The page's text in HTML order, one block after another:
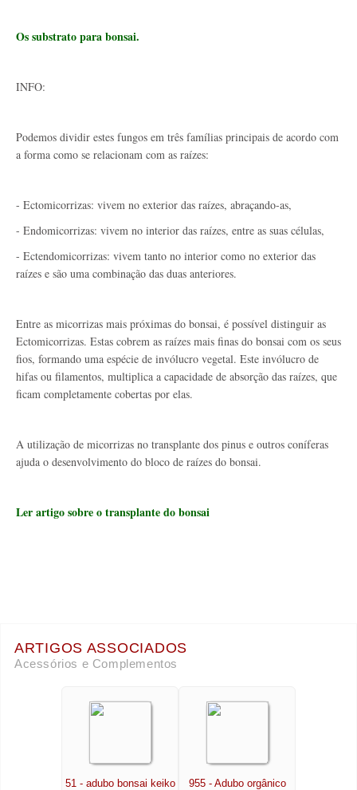
Os substrato para bonsai.
INFO:
Podemos dividir estes fungos em três famílias principais de acordo com
a forma como se relacionam com as raízes:
- Ectomicorrizas: vivem no exterior das raízes, abraçando-as,
- Endomicorrizas: vivem no interior das raízes, entre as suas células,
- Ectendomicorrizas: vivem tanto no interior como no exterior das
raízes e são uma combinação das duas anteriores.
Entre as micorrizas mais próximas do bonsai, é possível distinguir as
Ectomicorrizas. Estas cobrem as raízes mais finas do bonsai com os seus
fios, formando uma espécie de invólucro vegetal. Este invólucro de
hifas ou filamentos, multiplica a capacidade de absorção das raízes, que
ficam completamente cobertas por elas.
A utilização de micorrizas no transplante dos pinus e outros coníferas
ajuda o desenvolvimento do bloco de raízes do bonsai.
Ler artigo sobre o transplante do bonsai
ARTIGOS ASSOCIADOS
Acessórios e Complementos
51 - adubo bonsai keiko
955 - Adubo orgânico